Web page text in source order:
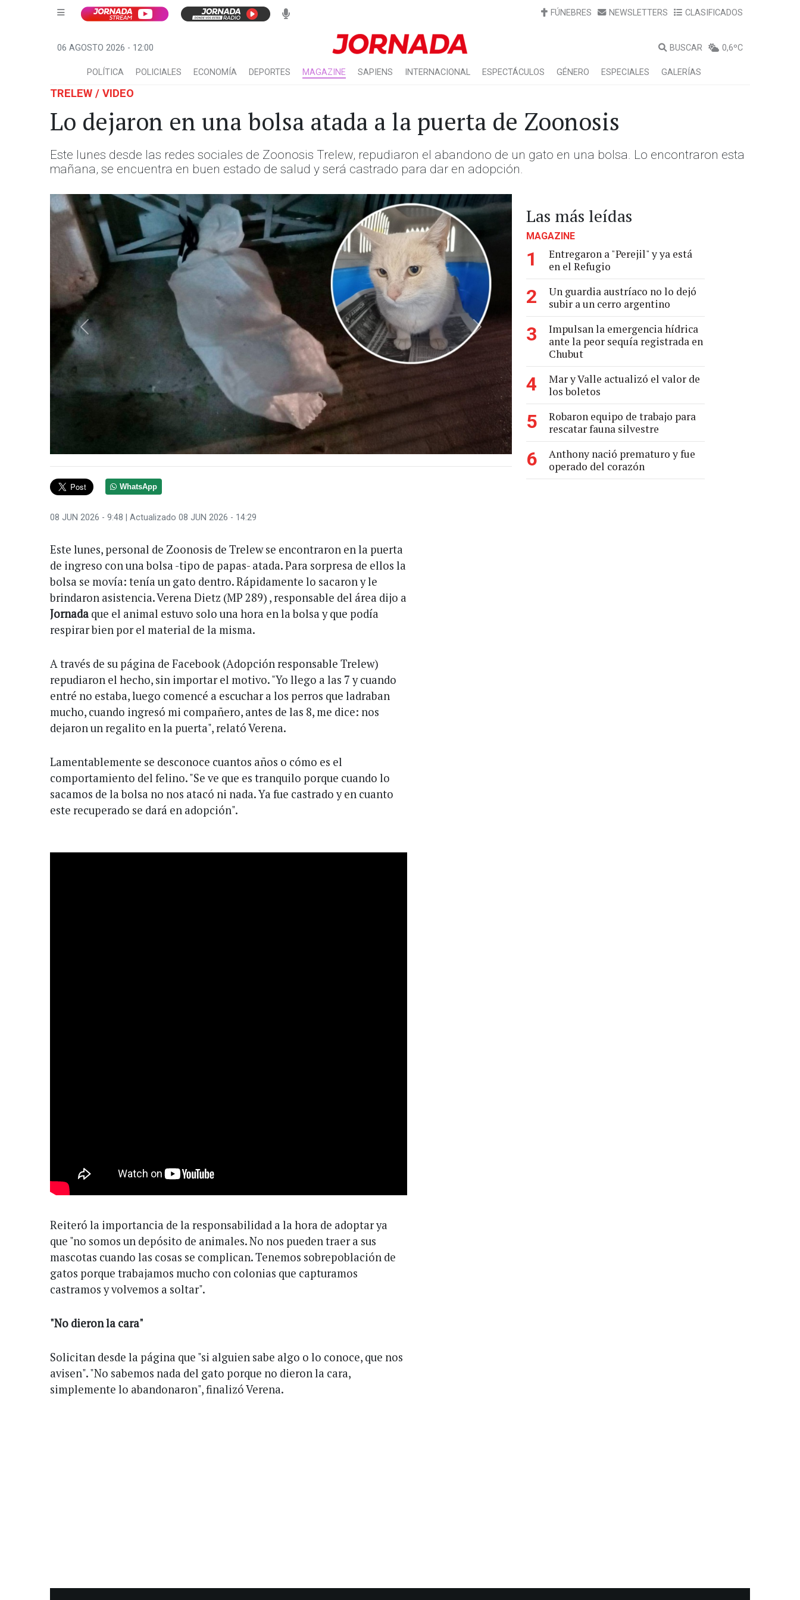
FÚNEBRES NEWSLETTERS CLASIFICADOS
06 AGOSTO 2026 - 12:00 BUSCAR 0,6ºC
POLÍTICA POLICIALES ECONOMÍA DEPORTES MAGAZINE SAPIENS INTERNACIONAL ESPECTÁCULOS GÉNERO ESPECIALES GALERÍAS
TRELEW / VIDEO
Lo dejaron en una bolsa atada a la puerta de Zoonosis
Este lunes desde las redes sociales de Zoonosis Trelew, repudiaron el abandono de un gato en una bolsa. Lo encontraron esta
mañana, se encuentra en buen estado de salud y será castrado para dar en adopción.
Anterior Siguiente
WhatsApp
08 JUN 2026 - 9:48 | Actualizado 08 JUN 2026 - 14:29
Este lunes, personal de Zoonosis de Trelew se encontraron en la puerta
de ingreso con una bolsa -tipo de papas- atada. Para sorpresa de ellos la
bolsa se movía: tenía un gato dentro. Rápidamente lo sacaron y le
brindaron asistencia. Verena Dietz (MP 289) , responsable del área dijo a
Jornada que el animal estuvo solo una hora en la bolsa y que podía
respirar bien por el material de la misma.
A través de su página de Facebook (Adopción responsable Trelew)
repudiaron el hecho, sin importar el motivo. "Yo llego a las 7 y cuando
entré no estaba, luego comencé a escuchar a los perros que ladraban
mucho, cuando ingresó mi compañero, antes de las 8, me dice: nos
dejaron un regalito en la puerta", relató Verena.
Lamentablemente se desconoce cuantos años o cómo es el
comportamiento del felino. "Se ve que es tranquilo porque cuando lo
sacamos de la bolsa no nos atacó ni nada. Ya fue castrado y en cuanto
este recuperado se dará en adopción".
Reiteró la importancia de la responsabilidad a la hora de adoptar ya
que "no somos un depósito de animales. No nos pueden traer a sus
mascotas cuando las cosas se complican. Tenemos sobrepoblación de
gatos porque trabajamos mucho con colonias que capturamos
castramos y volvemos a soltar".
"No dieron la cara"
Solicitan desde la página que "si alguien sabe algo o lo conoce, que nos
avisen". "No sabemos nada del gato porque no dieron la cara,
simplemente lo abandonaron", finalizó Verena.
Las más leídas
MAGAZINE
1
Entregaron a "Perejil" y ya está
en el Refugio
2
Un guardia austríaco no lo dejó
subir a un cerro argentino
3
Impulsan la emergencia hídrica
ante la peor sequía registrada en
Chubut
4
Mar y Valle actualizó el valor de
los boletos
5
Robaron equipo de trabajo para
rescatar fauna silvestre
6
Anthony nació prematuro y fue
operado del corazón